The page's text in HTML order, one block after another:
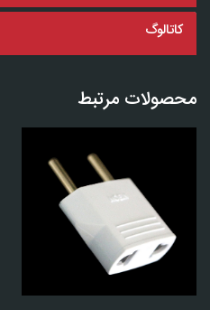
کاتالوگ
محصولات مرتبط